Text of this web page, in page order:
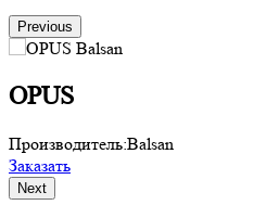
Previous
OPUS
Производитель:Balsan
Заказать
Next